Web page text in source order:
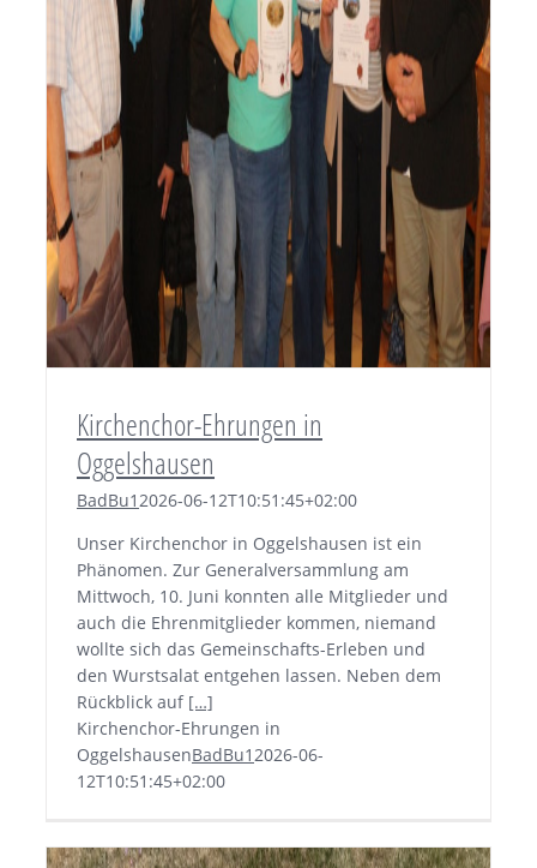
Kirchenchor-Ehrungen in
Oggelshausen
BadBu12026-06-12T10:51:45+02:00
Unser Kirchenchor in Oggelshausen ist ein
Phänomen. Zur Generalversammlung am
Mittwoch, 10. Juni konnten alle Mitglieder und
auch die Ehrenmitglieder kommen, niemand
wollte sich das Gemeinschafts-Erleben und
den Wurstsalat entgehen lassen. Neben dem
Rückblick auf […]
Kirchenchor-Ehrungen in
OggelshausenBadBu12026-06-
12T10:51:45+02:00